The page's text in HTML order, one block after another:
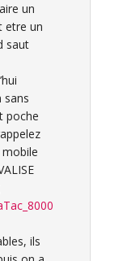
un
etre un
saut
sans
poche
mobile
ils